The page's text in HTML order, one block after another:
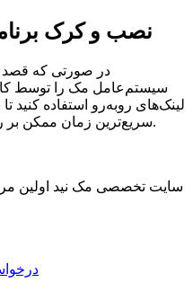
نصب و کرک
در صورتی که قصد
سیستم‌عامل مک را توسط
لینک‌های رو‌به‌رو استفاده کنید
سریع‌ترین زمان ممکن بر روی سیستم شما نصب و کرک شود.
سایت تخصصی مک نید اولین